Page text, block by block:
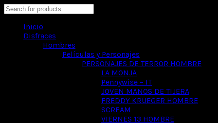
Inicio
Disfraces
Hombres
Películas y Personajes
PERSONAJES DE TERROR HOMBRE
LA MONJA
Pennywise – IT
JOVEN MANOS DE TIJERA
FREDDY KRUEGER HOMBRE
SCREAM
VIERNES 13 HOMBRE